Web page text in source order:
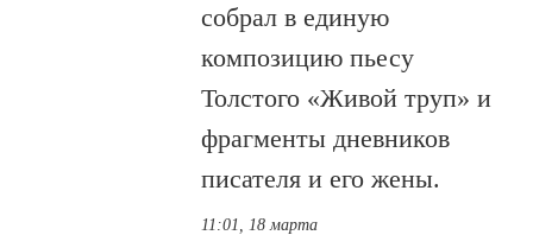
собрал в единую
композицию пьесу
Толстого «Живой труп» и
фрагменты дневников
писателя и его жены.
11:01, 18 марта